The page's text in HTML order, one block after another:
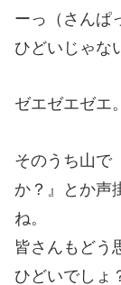
ーっ（さんぱ
ひどいじゃな
ゼエゼエゼエ。
そのうち山で
か？』とか声
ね。
皆さんもどう
ひどいでしょ